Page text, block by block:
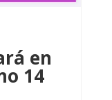
en
14